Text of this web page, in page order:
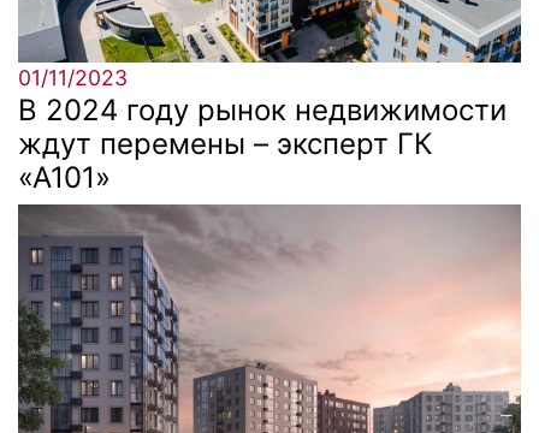
01/11/2023
В 2024 году рынок недвижимости
ждут перемены – эксперт ГК
«А101»